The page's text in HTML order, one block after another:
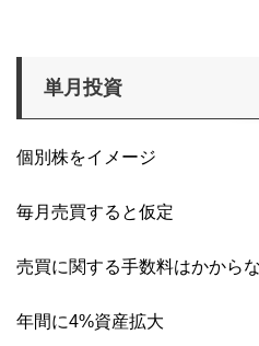
単月投資
個別株をイメージ
毎月売買すると仮定
売買に関する手数料はかから
年間に4%資産拡大